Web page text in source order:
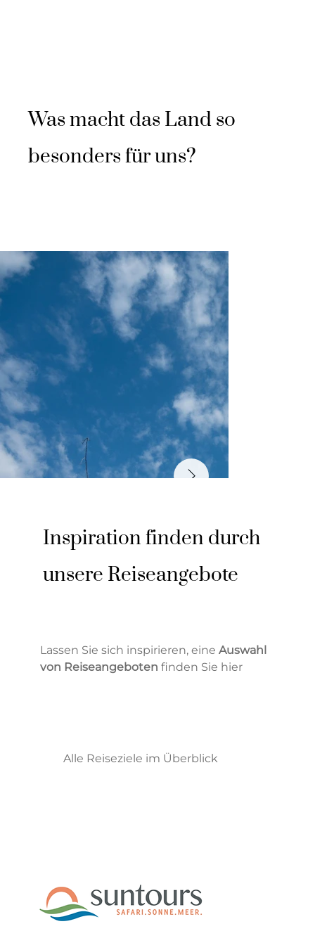
Was macht das Land so
besonders für uns?
Inspiration finden durch
unsere Reiseangebote
Lassen Sie sich inspirieren, eine Auswahl
von Reiseangeboten finden Sie hier
Alle Reiseziele im Überblick